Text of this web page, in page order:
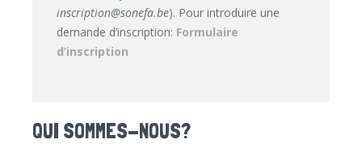
inscription@sonefa.be). Pour introduire une
demande d’inscription: Formulaire
d’inscription
QUI SOMMES-NOUS?